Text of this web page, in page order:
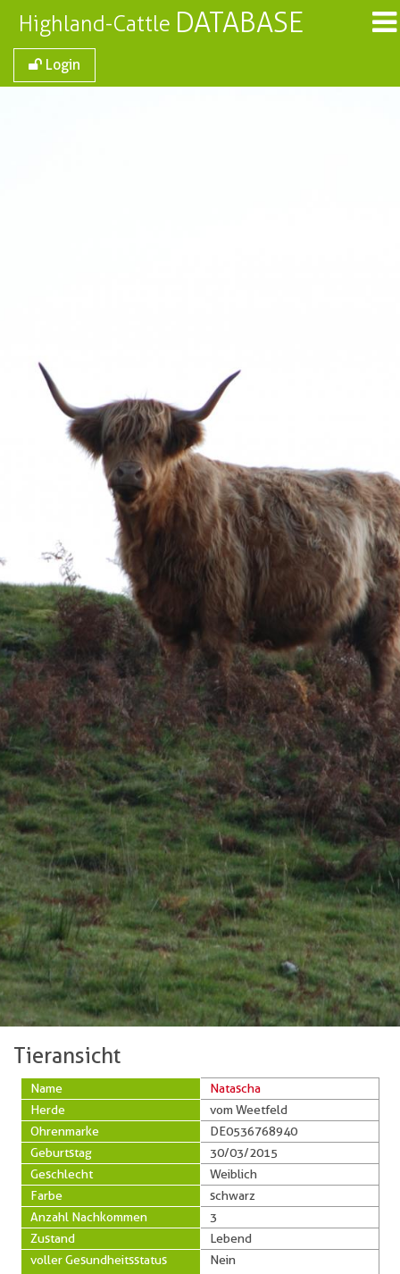
Highland-Cattle DATABASE
Login
Tieransicht
Name
Natascha
Herde
vom Weetfeld
Ohrenmarke
DE0536768940
Geburtstag
30/03/2015
Geschlecht
Weiblich
Farbe
schwarz
Anzahl Nachkommen
3
Zustand
Lebend
voller Gesundheitsstatus
Nein